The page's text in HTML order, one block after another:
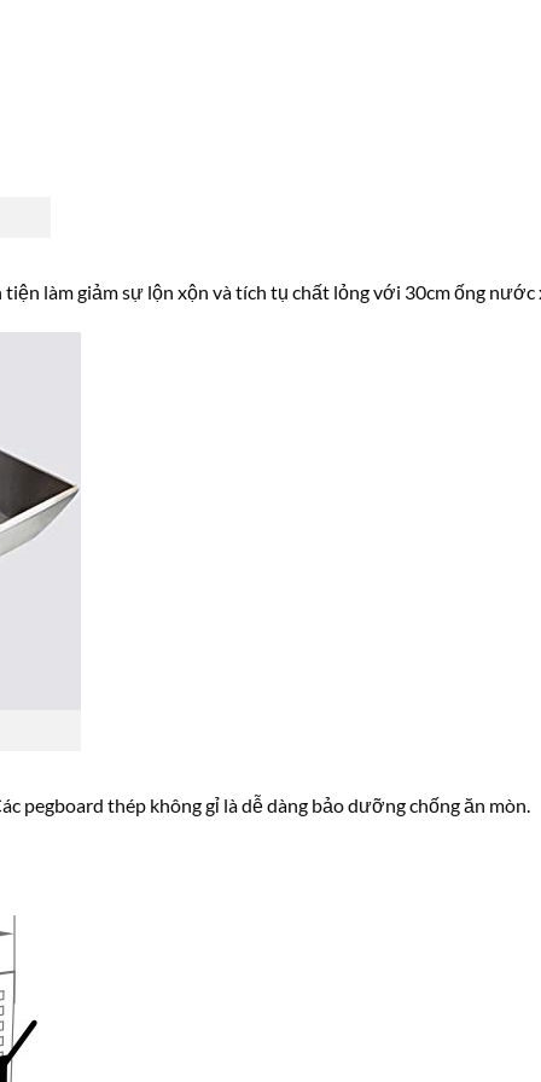
làm giảm sự lộn xộn và tích tụ chất lỏng với 30cm ống nước
pegboard thép không gỉ là dễ dàng bảo dưỡng chống ăn mòn.